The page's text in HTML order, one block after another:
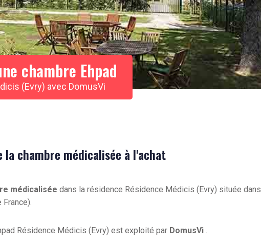
chambre Ehpad
(Evry) avec DomusVi
chambre médicalisée à l'achat
médicalisée dans la résidence Résidence Médicis (Evry) située dans
France).
Résidence Médicis (Evry) est exploité par DomusVi .